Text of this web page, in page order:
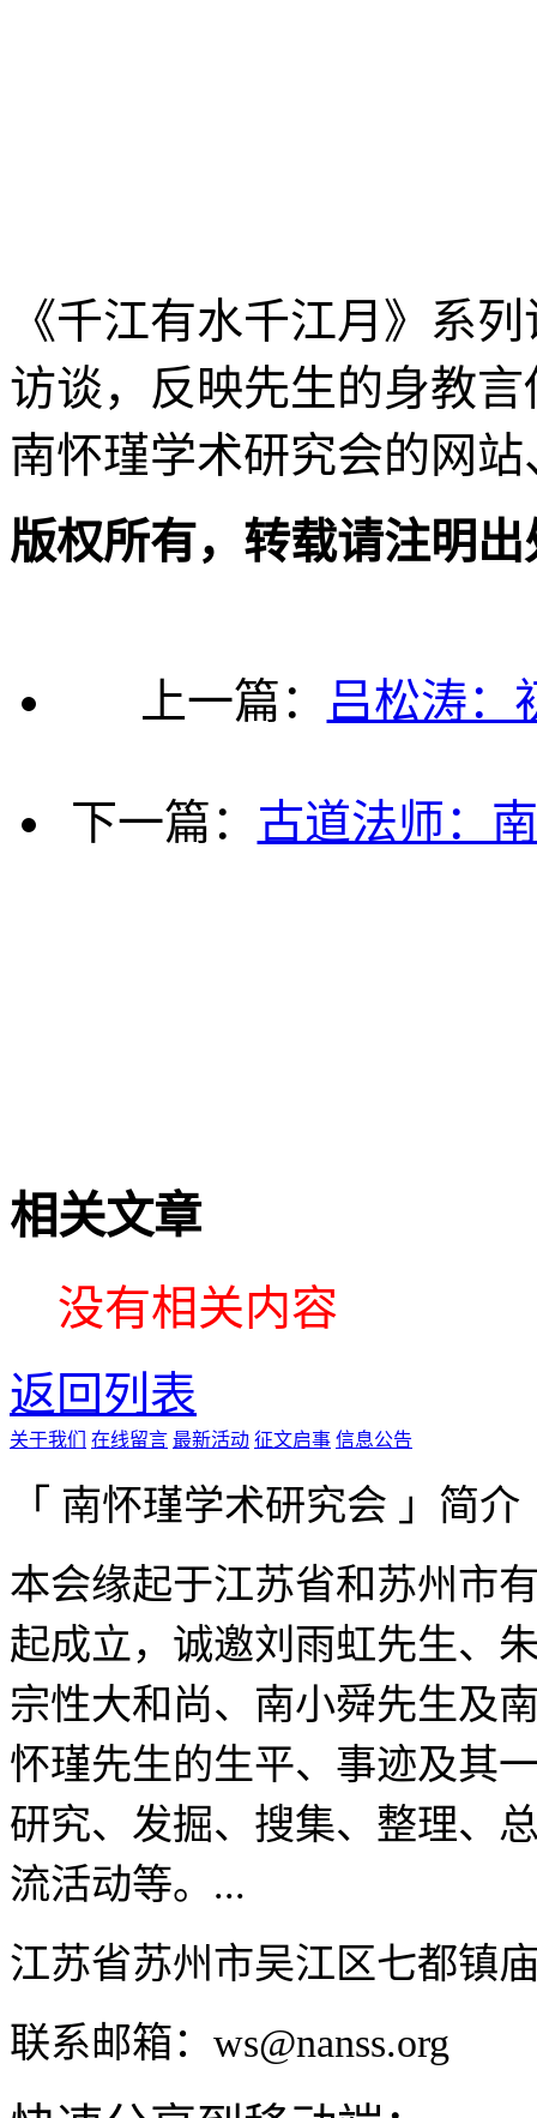
《千江有水千江月》系
访谈，反映先生的身教
南怀瑾学术研究会的网
版权所有，转载请注明
上一篇： 吕松涛
下一篇： 古道法师：
相关文章
没有相关内容
返回列表
关于我们 在线留言 最新活动 征文启事 信息公告
「 南怀瑾学术研究会 」简介
本会缘起于江苏省和苏州市
起成立，诚邀刘雨虹先生、
宗性大和尚、南小舜先生及
怀瑾先生的生平、事迹及其
研究、发掘、搜集、整理、
流活动等。...
江苏省苏州市吴江区七都镇
联系邮箱：ws@nanss.org